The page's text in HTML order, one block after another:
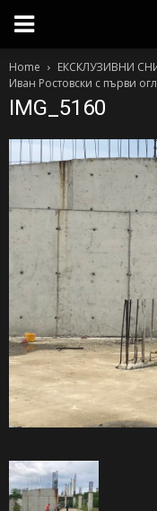
Home
ЕКСКЛУЗИВНИ
Иван Ростовски с първи
IMG_5160